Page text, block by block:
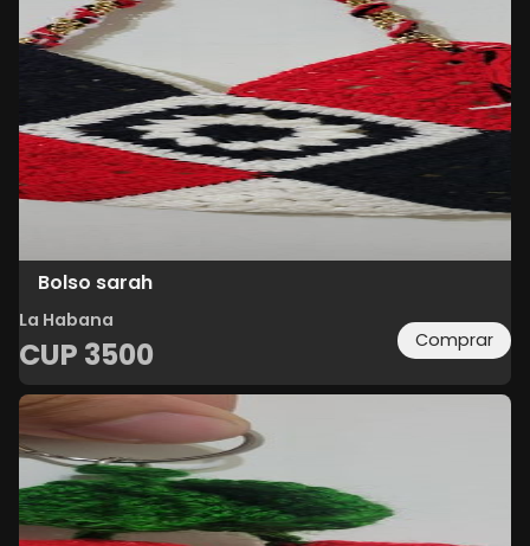
Bolso sarah
La Habana
CUP 3500 Comprar